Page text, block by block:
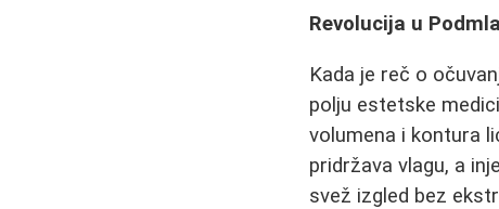
Revolucija u
Kada je reč o
polju estetske
volumena i kontura
pridržava vlagu, a
svež izgled bez